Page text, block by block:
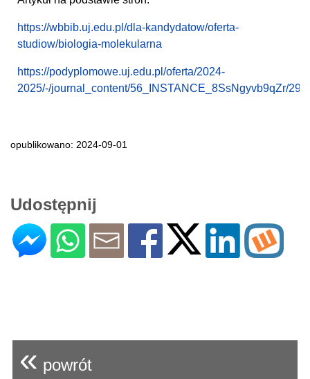
https://wbbib.uj.edu.pl/dla-kandydatow/oferta-
studiow/biologia-molekularna
https://podyplomowe.uj.edu.pl/oferta/2024-
2025/-/journal_content/56_INSTANCE_8SsNgyvb9qZr/
opublikowano: 2024-09-01
Udostępnij
« powrót